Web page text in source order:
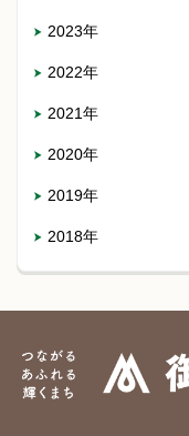
2023年
2022年
2021年
2020年
2019年
2018年